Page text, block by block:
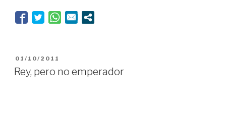
PUBLICADO
EL
01/10/2011
Rey, pero no emperador